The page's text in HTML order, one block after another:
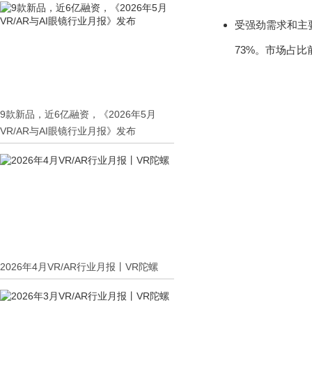
9款新品，近6亿融资，《2026年5月
VR/AR与AI眼镜行业月报》发布
2026年4月VR/AR行业月报丨VR陀螺
受强劲需求和主
73%。市场占比